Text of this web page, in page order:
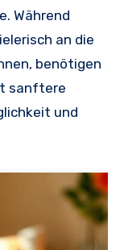
Während
an die
benötigen
sanftere
und